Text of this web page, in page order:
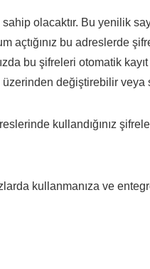
olacaktır. Bu yenilik
açtığınız bu adreslerde
bu şifreleri otomatik
üzerinden değiştirebilir veya
kullandığınız
kullanmanıza ve